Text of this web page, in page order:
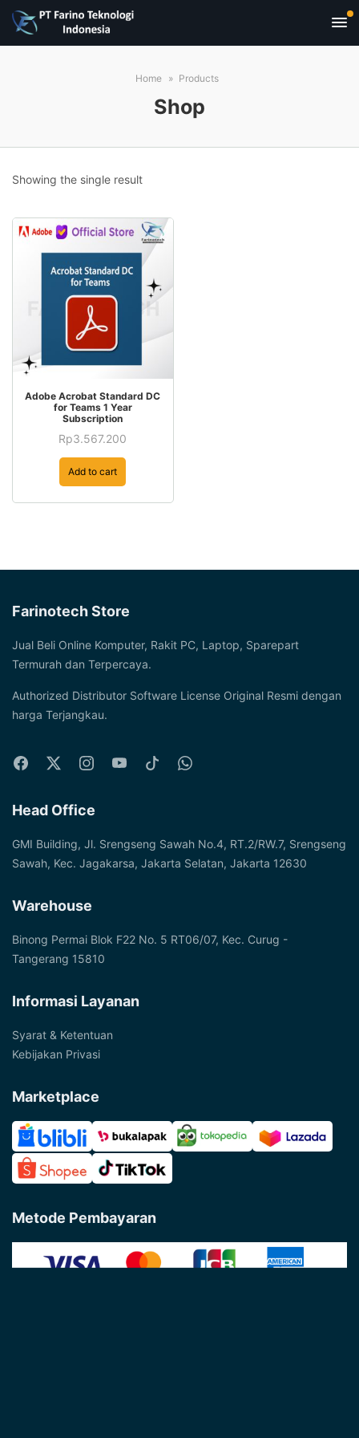
Home Products
Shop
Showing the single result
Adobe Acrobat Standard DC
for Teams 1 Year
Subscription
Rp3.567.200
Add to cart
Farinotech Store
Jual Beli Online Komputer, Rakit PC, Laptop, Sparepart
Termurah dan Terpercaya.
Authorized Distributor Software License Original Resmi dengan
harga Terjangkau.
Head Office
GMI Building, Jl. Srengseng Sawah No.4, RT.2/RW.7, Srengseng
Sawah, Kec. Jagakarsa, Jakarta Selatan, Jakarta 12630
Warehouse
Binong Permai Blok F22 No. 5 RT06/07, Kec. Curug -
Tangerang 15810
Informasi Layanan
Syarat & Ketentuan
Kebijakan Privasi
Marketplace
Metode Pembayaran